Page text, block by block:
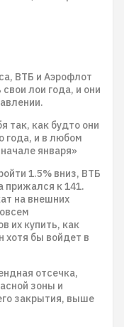
ВТБ и Аэрофлот
лои года, и они
так, как будто они
года, и в любом
января»
1.5% вниз, ВТБ
прижался к 141.
на внешних
их купить, как
хотя бы войдет в
отсечка,
зоны и
закрытия, выше